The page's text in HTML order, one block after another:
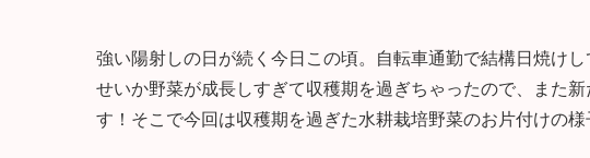
強い陽射しの日が続く今日この頃。自転車通勤で結構日焼け
せいか野菜が成長しすぎて収穫期を過ぎちゃったので、また
す！そこで今回は収穫期を過ぎた水耕栽培野菜のお片付けの様